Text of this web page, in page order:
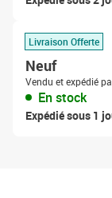
Livraison Offerte
Neuf
Vendu et expédié
En stock
Expédié sous 1